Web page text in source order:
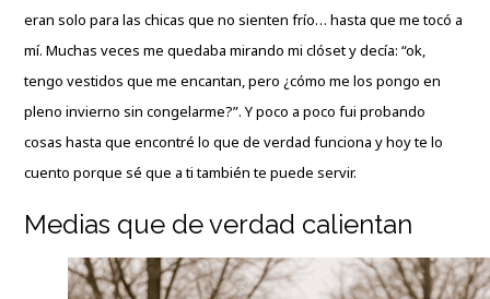
eran solo para las chicas que no sienten frío… hasta que me tocó a
mí. Muchas veces me quedaba mirando mi clóset y decía: “ok,
tengo vestidos que me encantan, pero ¿cómo me los pongo en
pleno invierno sin congelarme?”. Y poco a poco fui probando
cosas hasta que encontré lo que de verdad funciona y hoy te lo
cuento porque sé que a ti también te puede servir.
Medias que de verdad calientan